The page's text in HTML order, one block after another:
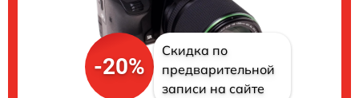
-20%
Скидка по
предварительной
записи на сайте